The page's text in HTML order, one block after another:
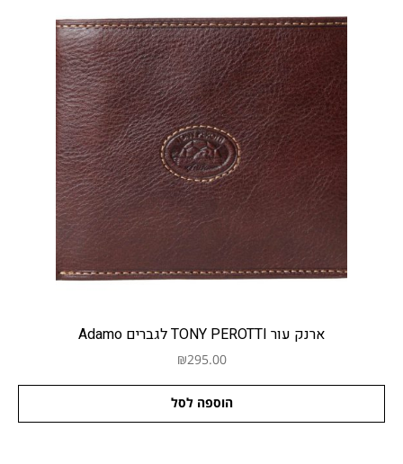
ארנק עור TONY PEROTTI לגברים Adamo
₪295.00
הוספה לסל